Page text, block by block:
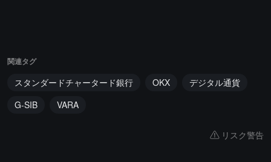
関連タグ
スタンダードチャータード銀行 OKX
デジタル通貨
G-SIB
VARA
リスク警告